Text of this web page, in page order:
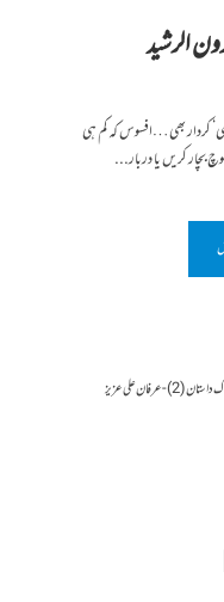
الرشید
کردار بھی…افسوس کہ کم ہی
بچار کریں یا دربار...
علی عزیز